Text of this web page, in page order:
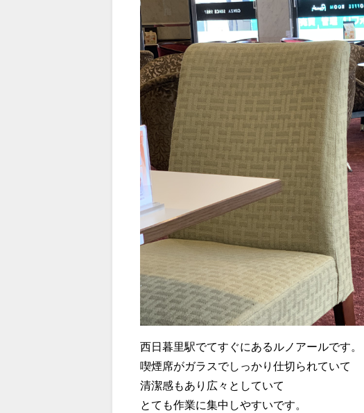
西日暮里駅でてすぐにあるルノアールです。
喫煙席がガラスでしっかり仕切られていて
清潔感もあり広々としていて
とても作業に集中しやすいです。